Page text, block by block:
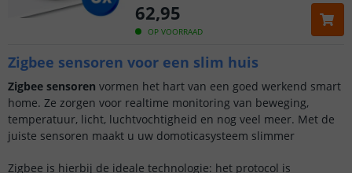
OP VOORRAAD
62,95
Zigbee sensoren voor een slim huis
Zigbee sensoren vormen het hart van een goed werkend smart
home. Ze zorgen voor realtime monitoring van beweging,
temperatuur, licht, luchtvochtigheid en nog veel meer. Met de
juiste sensoren maakt u uw domoticasysteem slimmer
Zigbee is hierbij de ideale technologie: het protocol is